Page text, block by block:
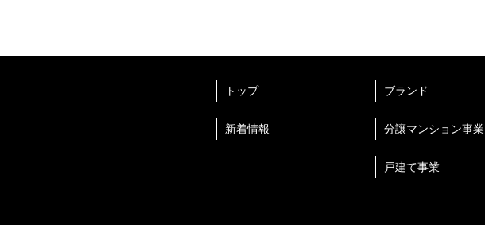
トップ
新着情報
ブランド
分譲マンション事業
戸建て事業